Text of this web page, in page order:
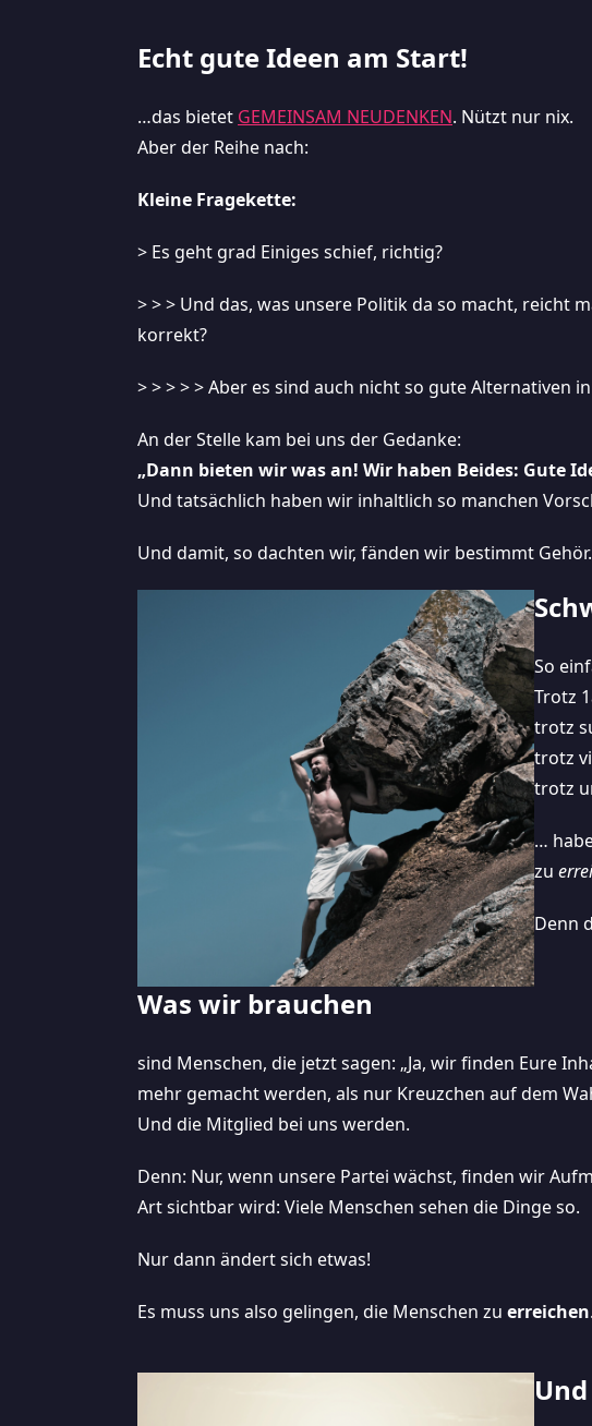
Echt gute Ideen am Start!
…das bietet GEMEINSAM NEUDENKEN. Nützt nur nix.
Aber der Reihe nach:
Kleine Fragekette:
> Es geht grad Einiges schief, richtig?
> > > Und das, was unsere Politik da so macht, reicht
korrekt?
> > > > > Aber es sind auch nicht so gute Alternativen
An der Stelle kam bei uns der Gedanke:
„Dann bieten wir was an! Wir haben Beides: Gute
Und tatsächlich haben wir inhaltlich so manchen
Und damit, so dachten wir, fänden wir bestimmt Gehör.
So
Trotz
trotz
trotz
trotz
…
zu
Denn
Was wir brauchen
sind Menschen, die jetzt sagen: „Ja, wir finden Eure
mehr gemacht werden, als nur Kreuzchen auf dem
Und die Mitglied bei uns werden.
Denn: Nur, wenn unsere Partei wächst, finden wir
Art sichtbar wird: Viele Menschen sehen die Dinge so.
Nur dann ändert sich etwas!
Es muss uns also gelingen, die Menschen zu erreichen.